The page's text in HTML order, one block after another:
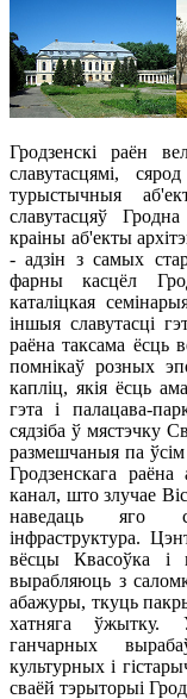
Гродзенскі раён
славутасцямі,
турыстычныя
славутасцяў
краіны аб'екты
- адзін з самых
фарны касцёл
каталіцкая
іншыя славутасці
раёна таксама ёсць
помнікаў розных
капліц, якія ёсць
гэта і палацава-
сядзіба ў мястэчку
размешчаныя па ўсім
Гродзенскага
канал, што злучае
наведаць яго
інфраструктура.
вёсцы Квасоўка і
вырабляюць з
абажуры, ткуць
хатняга ўжытку.
ганчарных
культурных і
сваёй тэрыторыі